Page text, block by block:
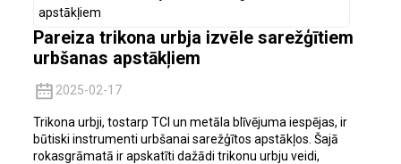
Pareiza trikona urbja izvēle sarežģītiem
urbšanas apstākļiem
2025-02-17
Trikona urbji, tostarp TCI un metāla blīvējuma iespējas, ir
būtiski instrumenti urbšanai sarežģītos apstākļos. Šajā
rokasgrāmatā ir apskatīti dažādi trikonu urbju veidi,